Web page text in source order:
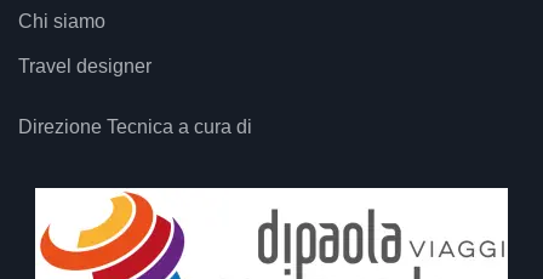
Chi siamo
Travel designer
Direzione Tecnica a cura di